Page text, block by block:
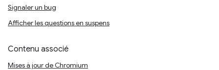
Signaler un bug
Afficher les questions en suspens
Contenu associé
Mises à jour de Chromium